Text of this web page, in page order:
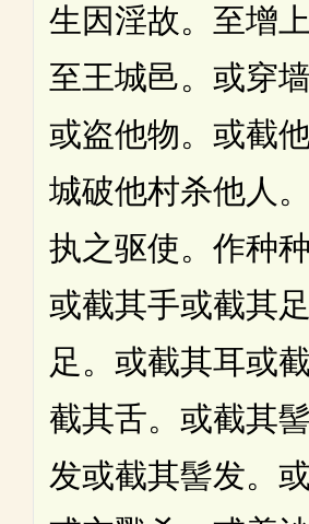
生因淫故。至增上
至王城邑。或穿墙
或盗他物。或截
城破他村杀他人
执之驱使。作种种
或截其手或截其
足。或截其耳或
截其舌。或截其
发或截其髻发。